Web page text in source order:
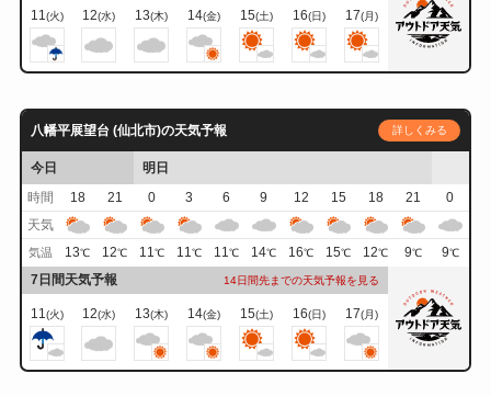
11(火) 12(水) 13(木) 14(金) 15(土) 16(日) 17(月)
八幡平展望台 (仙北市)の天気予報 詳しくみる
今日
明日
時間
18 21 0 3 6 9 12 15 18 21
0
天気
気温 13℃ 12℃ 11℃ 11℃ 11℃ 14℃ 16℃ 15℃ 12℃ 9℃ 9℃
7日間天気予報 14日間先までの天気予報を見る
11(火) 12(水) 13(木) 14(金) 15(土) 16(日) 17(月)